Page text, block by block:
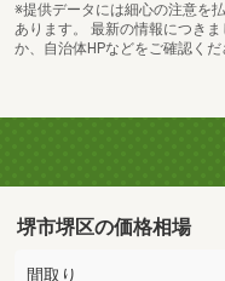
※提供データには細心の注意を
あります。 最新の情報につき
か、自治体HPなどをご確認くだ
堺市堺区の価格相場
間取り